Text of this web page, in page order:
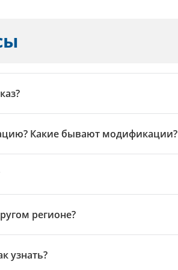
Какие бывают модификации?
регионе?
узнать?